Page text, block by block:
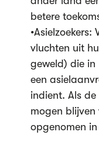
betere
vluchten uit
geweld) die in
een
indient. Als
mogen blijven
opgenomen in